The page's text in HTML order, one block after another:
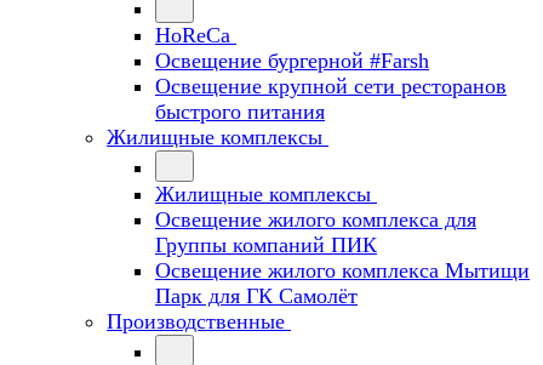
HoReCa
Освещение бургерной #Farsh
Освещение крупной сети ресторанов
быстрого питания
Жилищные комплексы
Жилищные комплексы
Освещение жилого комплекса для
Группы компаний ПИК
Освещение жилого комплекса Мытищи
Парк для ГК Самолёт
Производственные